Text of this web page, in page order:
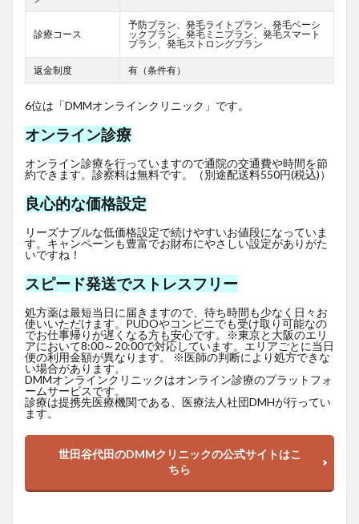
診療コース
予防プラン、発毛ライトプラン、発毛ベーシ
ックプラン、発毛ミニプラン、発毛スマート
プラン、発毛ストロングプラン
返金制度 有（条件有）
6位は「DMMオンラインクリニック」です。
オンライン診療
オンライン診療を行っていますので通院の交通費や時間を節
約できます。診察料は無料です。（別途配送料550円(税込)）
良心的な価格設定
リーズナブルな低価格設定で続けやすいお値段になっていま
す。キャンペーンも豊富でお財布にやさしい設定がありがた
いですね！
スピード発送でストレスフリー
処方薬は最短当日に届きますので、待ち時間も少なく日々お
使いいただけます。PUDOやコンビニでも受け取り可能なの
でお仕事帰りが遅くなる方も安心です。※東京と大阪のエリ
アにおいて8:00～20:00で対応しています。エリアごとに当日
便の利用金額が異なります。 ※医師の判断により処方できな
い場合があります。
DMMオンラインクリニックはオンライン診療のプラットフォ
ームサービスです。
診療は提携先医療機関である、医療法人社団DMHが行ってい
ます。
世田谷代田のDMMクリニックの公式サイトはこ
ちら